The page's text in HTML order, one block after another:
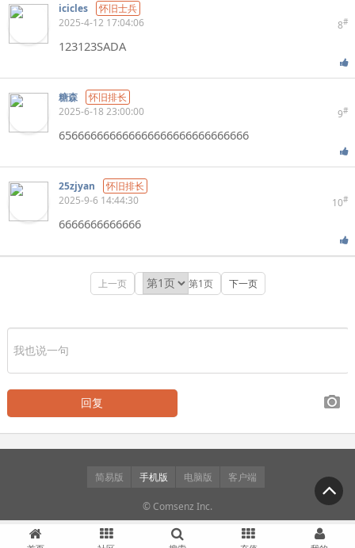
icicles
怀旧士兵
8#
2025-4-12 17:04:06
123123SADA
糖森
怀旧排长
9#
2025-6-18 23:00:00
656666666666666666666666666666
25zjyan
怀旧排长
10#
2025-9-6 14:44:30
6666666666666
上一页 第1页 下一页
简易版 手机版 电脑版 客户端
© Comsenz Inc.